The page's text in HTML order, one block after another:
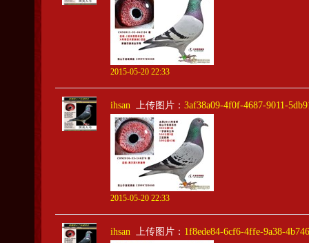
2015-05-20 22:33
ihsan 上传图片： 3af38a09-4f0f-4687-9011-
2015-05-20 22:33
ihsan 上传图片： 1f8ede84-6cf6-4ffe-9a38-